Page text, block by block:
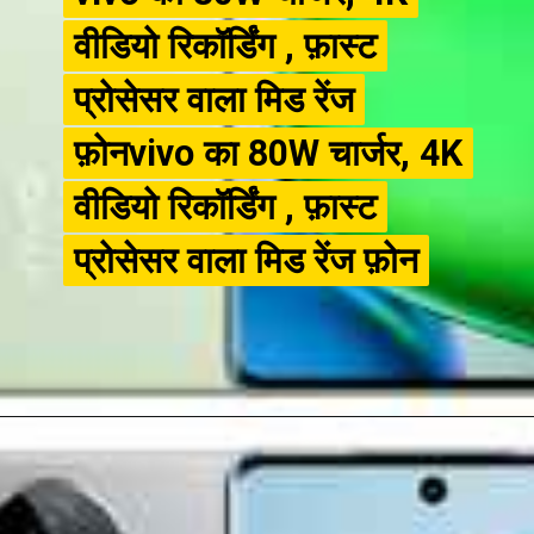
वीडियो रिकॉर्डिंग , फ़ास्ट
प्रोसेसर वाला मिड रेंज
फ़ोनvivo का 80W चार्जर, 4K
वीडियो रिकॉर्डिंग , फ़ास्ट
प्रोसेसर वाला मिड रेंज फ़ोन
वीडियो रिकॉर्डिंग , फ़ास्ट
प्रोसेसर वाला मिड रेंज
फ़ोनvivo का 80W चार्जर, 4K
वीडियो रिकॉर्डिंग , फ़ास्ट
प्रोसेसर वाला मिड रेंज फ़ोन